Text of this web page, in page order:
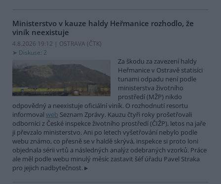
Ministerstvo v kauze haldy Heřmanice rozhodlo, že
viník neexistuje
4.8.2026 19:12 | OSTRAVA (ČTK)
Diskuse: 2
Za škodu za zavezení haldy
Heřmanice v Ostravě statisíci
tunami odpadu není podle
ministerstva životního
prostředí (MŽP) nikdo
odpovědný a neexistuje oficiální viník. O rozhodnutí resortu
informoval web Seznam Zprávy. Kauzu čtyři roky prošetřovali
odborníci z České inspekce životního prostředí (ČIŽP), letos na jaře
ji převzalo ministerstvo. Ani po letech vyšetřování nebylo podle
webu známo, co přesně se v haldě skrývá, inspekce si proto loni
objednala sérii vrtů a následných analýz odebraných vzorků. Práce
ale měl podle webu minulý měsíc zastavit šéf úřadu Pavel Straka
pro jejich nadbytečnost.